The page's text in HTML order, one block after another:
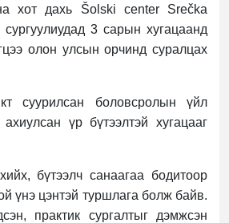
хот дахь Šolski center Srečka
3 сарын хугацаанд
олон улсын орчинд суралцах
суурилсан боловсролын үйл
үр бүтээлтэй хугацааг
бүтээлч санаагаа бодитоор
үнэ цэнтэй туршлага болж байв.
практик сургалтыг дэмжсэн